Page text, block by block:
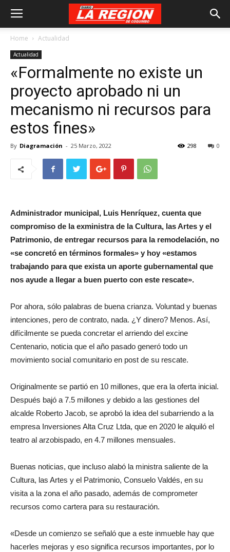
Home Actualidad
Actualidad
«Formalmente no existe un
proyecto aprobado ni un
mecanismo ni recursos para
estos fines»
By Diagramación - 25 Marzo, 2022 0
298
Administrador municipal, Luis Henríquez, cuenta que
compromiso de la exministra de la Cultura, las Artes y el
Patrimonio, de entregar recursos para la remodelación, no
«se concretó en términos formales» y hoy «estamos
trabajando para que exista un aporte gubernamental que
nos ayude a llegar a buen puerto con este rescate».
Por ahora, sólo palabras de buena crianza. Voluntad y buenas
intenciones, pero de contrato, nada. ¿Y dinero? Menos. Así,
difícilmente se pueda concretar el arriendo del excine
Centenario, noticia que el año pasado generó todo un
movimiento social comunitario en post de su rescate.
Originalmente se partió en 10 millones, que era la oferta inicial.
Después bajó a 7.5 millones y debido a las gestiones del
alcalde Roberto Jacob, se aprobó la idea del subarriendo a la
empresa Inversiones Alta Cruz Ltda, que en 2020 le alquiló el
teatro al arzobispado, en 4.7 millones mensuales.
Buenas noticias, que incluso alabó la ministra saliente de la
Cultura, las Artes y el Patrimonio, Consuelo Valdés, en su
visita a la zona el año pasado, además de comprometer
recursos como cartera para su restauración.
«Desde un comienzo se señaló que a este inmueble hay que
hacerles mejoras y eso significa recursos importantes, por lo